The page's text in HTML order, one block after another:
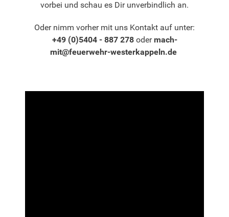
vorbei und schau es Dir unverbindlich an.
Oder nimm vorher mit uns Kontakt auf unter:
+49 (0)5404 - 887 278odermach-
mit@feuerwehr-westerkappeln.de